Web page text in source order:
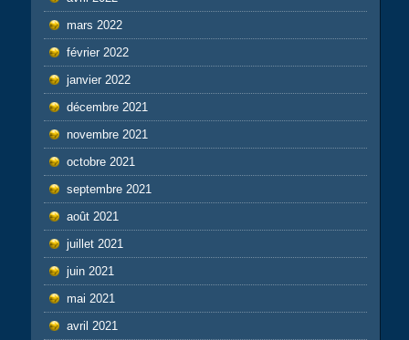
mars 2022
février 2022
janvier 2022
décembre 2021
novembre 2021
octobre 2021
septembre 2021
août 2021
juillet 2021
juin 2021
mai 2021
avril 2021